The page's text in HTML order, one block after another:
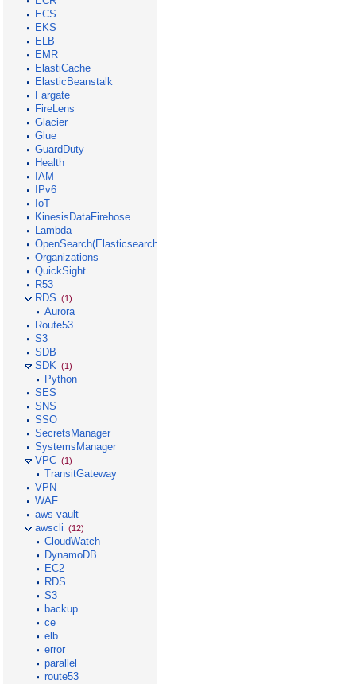
ECS
EKS
ELB
EMR
ElastiCache
ElasticBeanstalk
Fargate
FireLens
Glacier
Glue
GuardDuty
Health
IAM
IPv6
IoT
KinesisDataFirehose
Lambda
OpenSearch(Elasticsearch)
Organizations
QuickSight
R53
RDS (1)
Aurora
Route53
S3
SDB
SDK (1)
Python
SES
SNS
SSO
SecretsManager
SystemsManager
VPC (1)
TransitGateway
VPN
WAF
aws-vault
awscli (12)
CloudWatch
DynamoDB
EC2
RDS
S3
backup
ce
elb
error
parallel
route53